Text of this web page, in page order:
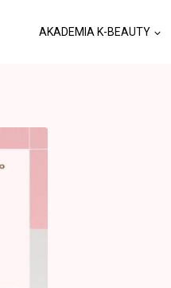
AKADEMIA K-BEAUTY